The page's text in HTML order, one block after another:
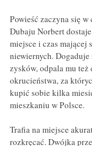
Powieść zaczyna się
Dubaju Norbert
miejsce i czas mającej
niewiernych.
zysków, odpala mu
okrucieństwa, za
kupić sobie kilka
mieszkaniu w Polsce.
Trafia na miejsce
rozkręcać. Dwójka